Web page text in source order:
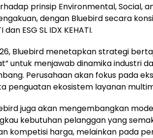
prinsip Environmental, Social,
dengan Bluebird secara
dan ESG SL IDX KEHATI.
Bluebird menetapkan strategi
untuk menjawab dinamika industri
Perusahaan akan fokus pada
penguatan ekosistem layanan
juga akan mengembangkan
kebutuhan pelanggan yang
kompetisi harga, melainkan pada